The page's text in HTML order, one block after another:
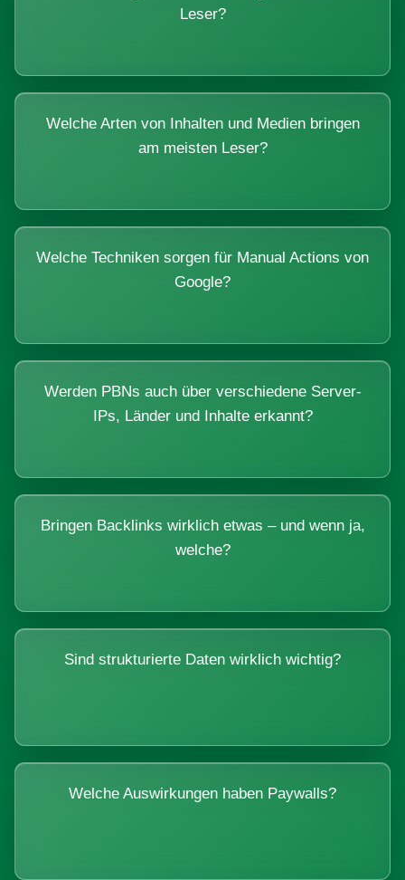
Leser?
Welche Arten von Inhalten und Medien bringen
am meisten Leser?
Welche Techniken sorgen für Manual Actions von
Google?
Werden PBNs auch über verschiedene Server-
IPs, Länder und Inhalte erkannt?
Bringen Backlinks wirklich etwas – und wenn ja,
welche?
Sind strukturierte Daten wirklich wichtig?
Welche Auswirkungen haben Paywalls?